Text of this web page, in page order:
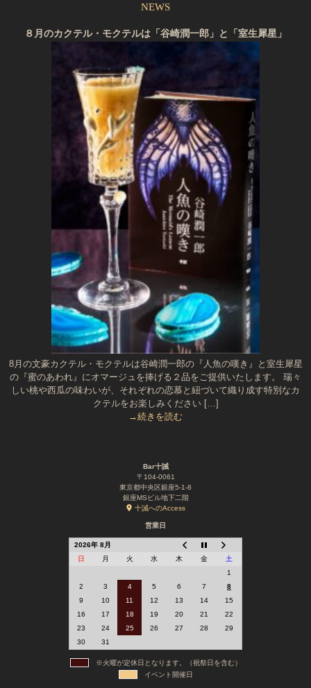
NEWS
８月のカクテル・モクテルは「谷崎潤一郎」と「室生犀星」
8月の文豪カクテル・モクテルは谷崎潤一郎の『人魚の嘆き』と室生犀星
の『蜜のあわれ』にオマージュを捧げる２品をご提供いたします。 瑞々
しい桃や西瓜の味わいが、それぞれの恋慕と紐づいて織り成す特別なカ
クテルをお楽しみください […]
→続きを読む
Bar十誡
〒104-0061
東京都中央区銀座5-1-8
銀座MSビル地下二階
十誡へのAccess
営業日
2026年 8月
日
月 火 水 木 金
土
1
2
3 4 5 6 7
8
9
10 11 12 13 14
15
16
17 18 19 20 21
22
23
24 25 26 27 28
29
30
31
※火曜が定休日となります。（祝祭日を含む）
イベント開催日